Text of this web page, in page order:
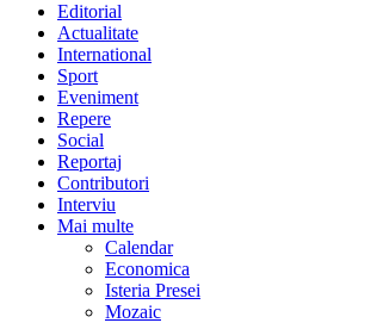
Editorial
Actualitate
International
Sport
Eveniment
Repere
Social
Reportaj
Contributori
Interviu
Mai multe
Calendar
Economica
Isteria Presei
Mozaic